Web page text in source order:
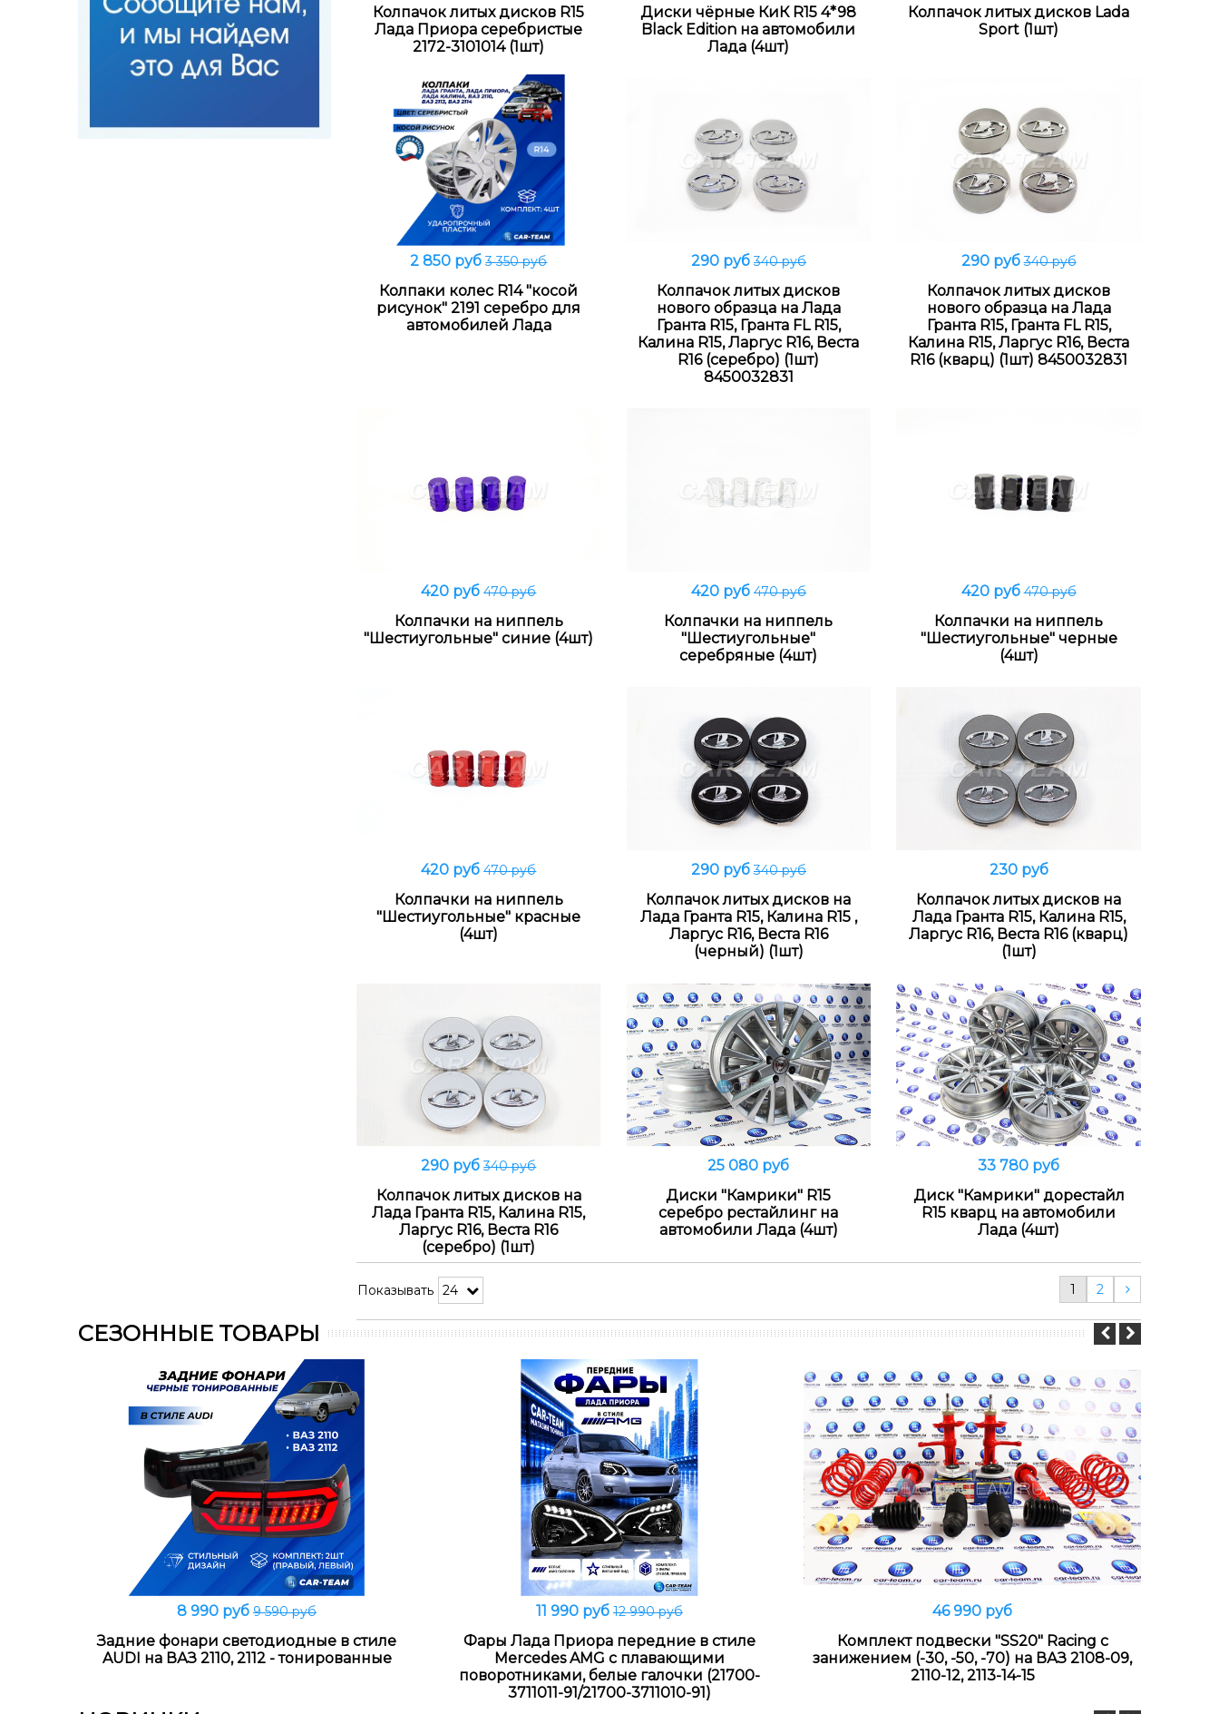
Колпачок литых дисков R15
Лада Приора серебристые
2172-3101014 (1шт)
Диски чёрные КиК R15 4*98
Black Edition на автомобили
Лада (4шт)
Колпачок литых дисков Lada
Sport (1шт)
В корзину
2 850 руб3 350 руб
Колпаки колес R14 "косой
рисунок" 2191 серебро для
автомобилей Лада
Распродано
290 руб340 руб
Колпачок литых дисков
нового образца на Лада
Гранта R15, Гранта FL R15,
Калина R15, Ларгус R16, Веста
R16 (серебро) (1шт)
8450032831
Распродано
290 руб340 руб
Колпачок литых дисков
нового образца на Лада
Гранта R15, Гранта FL R15,
Калина R15, Ларгус R16, Веста
R16 (кварц) (1шт) 8450032831
Распродано
420 руб470 руб
Колпачки на ниппель
"Шестиугольные" синие (4шт)
Распродано
420 руб 470 руб
Колпачки на ниппель
"Шестиугольные"
серебряные (4шт)
Распродано
420 руб470 руб
Колпачки на ниппель
"Шестиугольные" черные
(4шт)
Распродано
420 руб470 руб
Колпачки на ниппель
"Шестиугольные" красные
(4шт)
Распродано
290 руб340 руб
Колпачок литых дисков на
Лада Гранта R15, Калина R15 ,
Ларгус R16, Веста R16
(черный) (1шт)
Распродано
230 руб
Колпачок литых дисков на
Лада Гранта R15, Калина R15,
Ларгус R16, Веста R16 (кварц)
(1шт)
Распродано
290 руб340 руб
Колпачок литых дисков на
Лада Гранта R15, Калина R15,
Ларгус R16, Веста R16
(серебро) (1шт)
Распродано
25 080 руб
Диски "Камрики" R15
серебро рестайлинг на
автомобили Лада (4шт)
Распродано
33 780 руб
Диск "Камрики" дорестайл
R15 кварц на автомобили
Лада (4шт)
1 2
Показывать
СЕЗОННЫЕ ТОВАРЫ
В корзину
8 990 руб 9 590 руб
Задние фонари светодиодные в стиле
AUDI на ВАЗ 2110, 2112 - тонированные
В корзину
11 990 руб 12 990 руб
Фары Лада Приора передние в стиле
Mercedes AMG с плавающими
поворотниками, белые галочки (21700-
3711011-91/21700-3711010-91)
В корзину
46 990 руб
Комплект подвески "SS20" Racing с
занижением (-30, -50, -70) на ВАЗ 2108-09,
2110-12, 2113-14-15